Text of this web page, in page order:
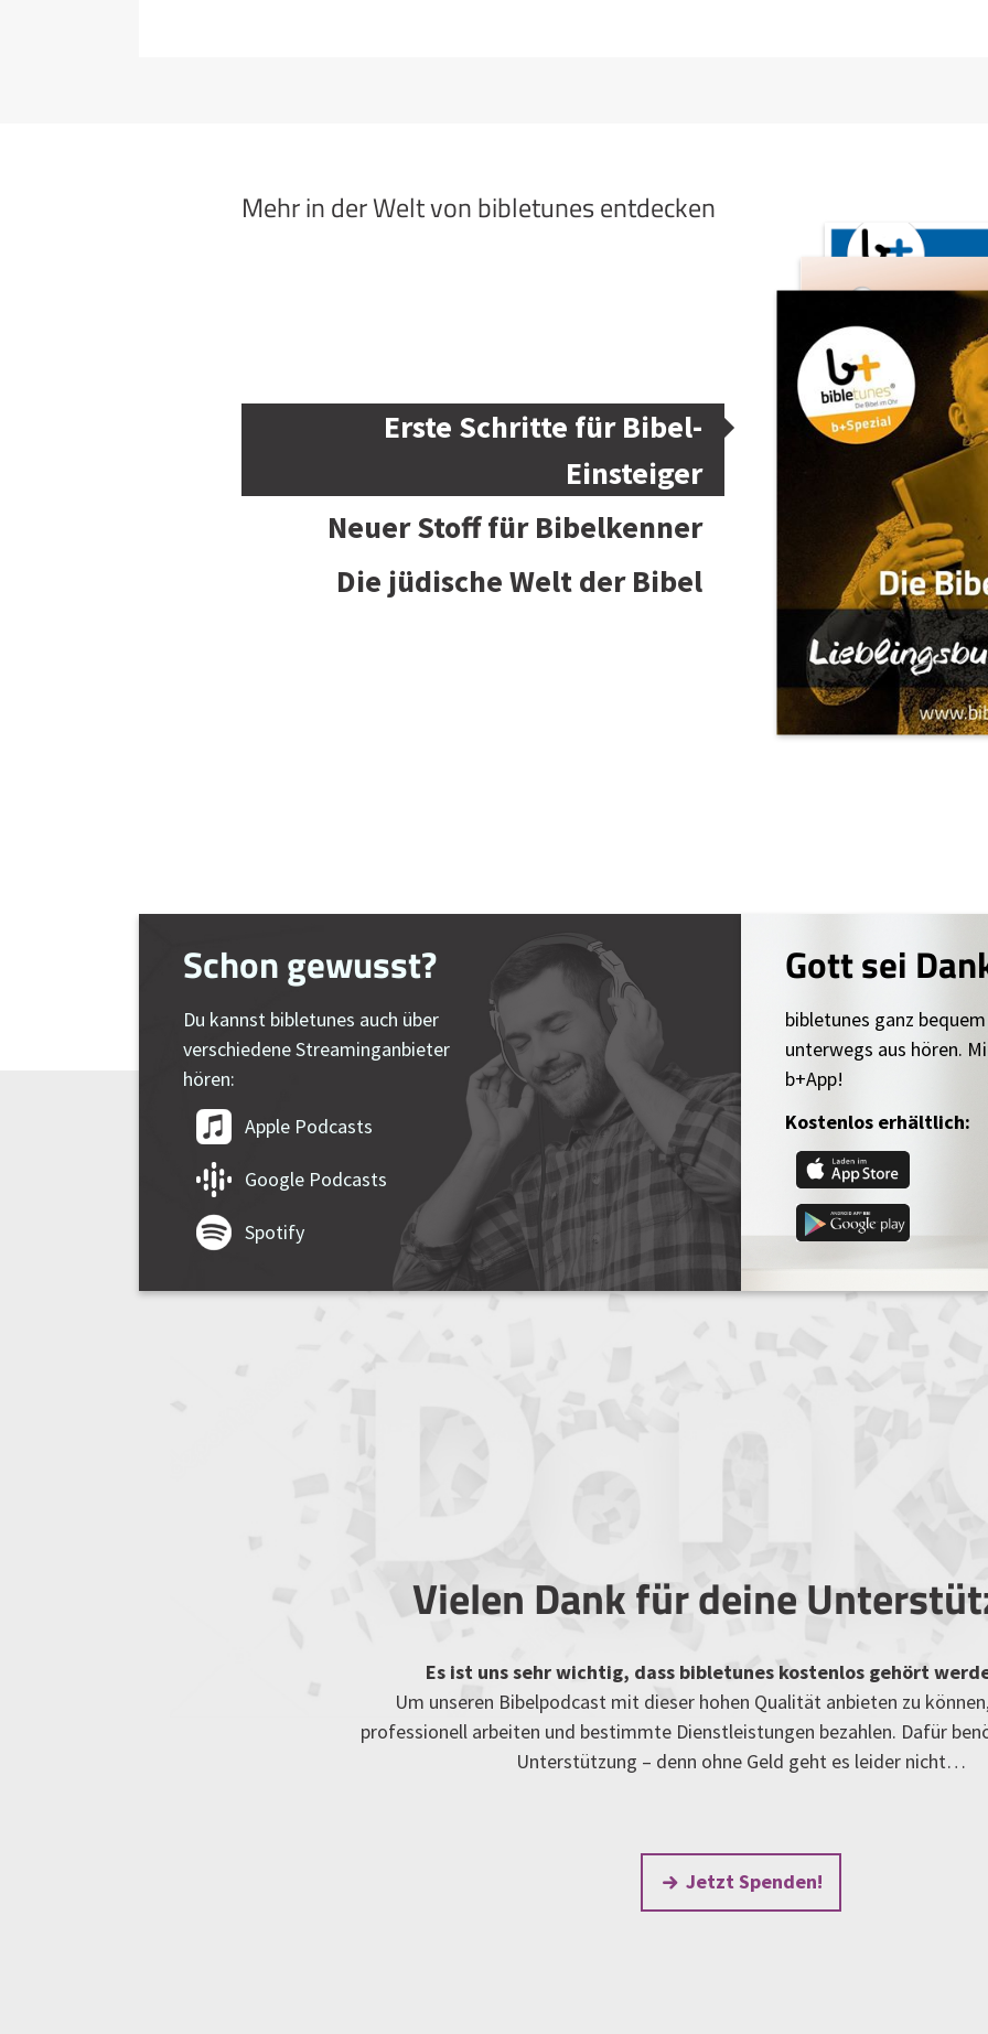
Mehr in der Welt von bibletunes entdecken
Erste Schritte für Bibel-
Einsteiger
Neuer Stoff für Bibelkenner
Die jüdische Welt der Bibel
Schon gewusst?
Du kannst bibletunes auch über
verschiedene Streaminganbieter
hören:
Apple Podcasts
Google Podcasts
Spotify
Gott sei
bibletunes ganz
unterwegs aus hören.
b+App!
Kostenlos erhältlich:
Vielen Dank für deine
Es ist uns sehr wichtig, dass bibletunes kostenlos gehört
Um unseren Bibelpodcast mit dieser hohen Qualität anbieten zu
professionell arbeiten und bestimmte Dienstleistungen bezahlen. Dafür
Unterstützung – denn ohne Geld geht es leider nicht…
Jetzt Spenden!